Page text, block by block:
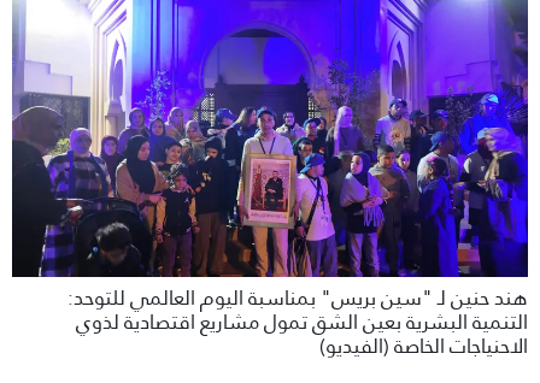
هند حنين لـ "سين بريس" بمناسبة اليوم العالمي للتوحد:
التنمية البشرية بعين الشق تمول مشاريع اقتصادية لذوي
الاحنياجات الخاصة (الفيديو)